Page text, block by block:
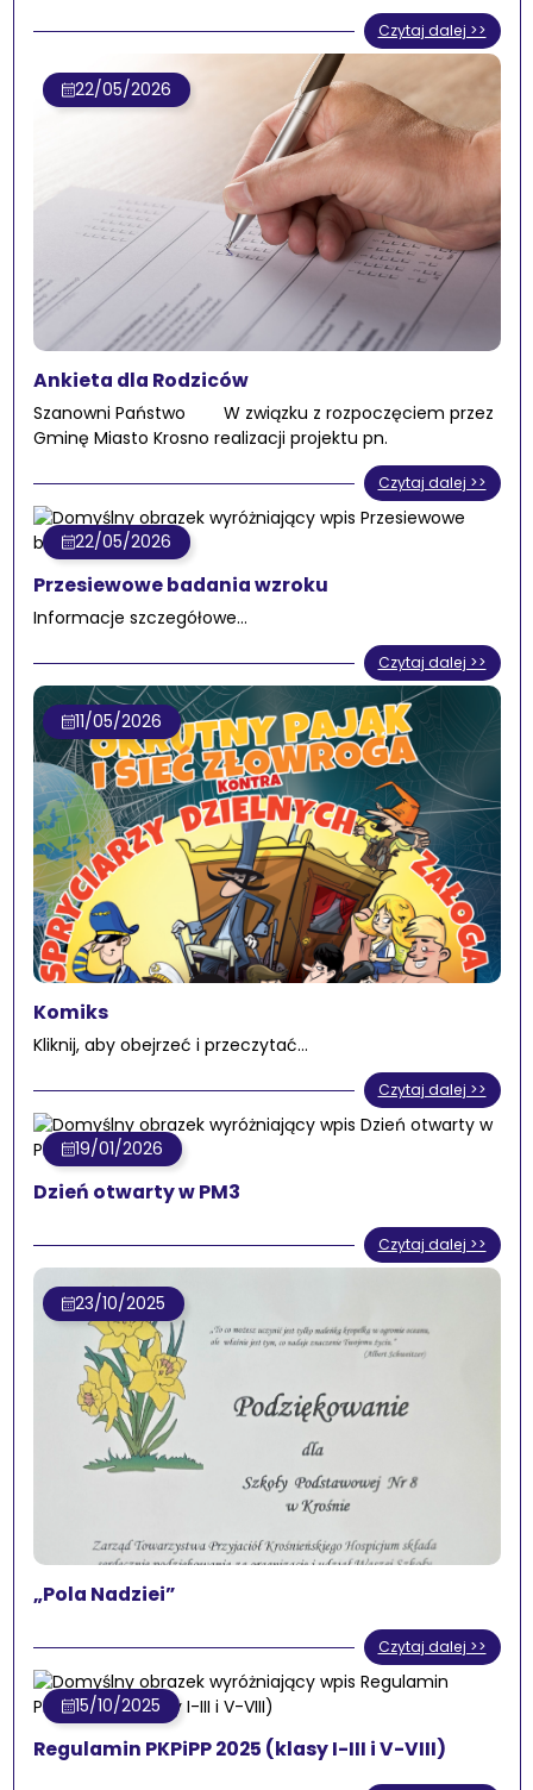
Czytaj dalej >>
22/05/2026
Ankieta dla Rodziców
Szanowni Państwo W związku z rozpoczęciem przez
Gminę Miasto Krosno realizacji projektu pn.
Czytaj dalej >>
22/05/2026
Przesiewowe badania wzroku
Informacje szczegółowe…
Czytaj dalej >>
11/05/2026
Komiks
Kliknij, aby obejrzeć i przeczytać…
Czytaj dalej >>
19/01/2026
Dzień otwarty w PM3
Czytaj dalej >>
23/10/2025
„Pola Nadziei”
Czytaj dalej >>
15/10/2025
Regulamin PKPiPP 2025 (klasy I-III i V-VIII)